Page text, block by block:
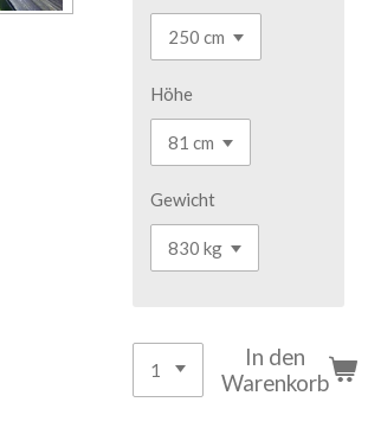
Höhe
Gewicht
In den
Warenkorb